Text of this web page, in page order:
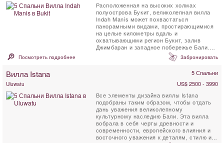
Расположенная на высоких холмах
полуострова Букит, великолепная вилла
Indah Manis может похвастаться
панорамными видами, простирающимися
на целые километры вдаль и
охватывающими регион Букит, залив
Джимбаран и западное побережье Бали.
Вилла отличается полностью ...
Посмотреть подробнее Забронировать
Вилла Istana 5 Спальни
Uluwatu
US$ 2500 - 3990
Все элементы дизайна виллы Istana
подобраны таким образом, чтобы отдать
дань уважения великолепному
культурному наследию Бали. Эта вилла
вобрала в себя черты древности и
современности, европейского влияния и
восточного уважения к деталям, стилю и